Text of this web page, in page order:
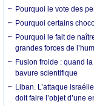
Pourquoi le vote des
Pourquoi certains
Pourquoi le fait de
grandes forces de
Fusion froide : quand
bavure scientifique
Liban. L’attaque
doit faire l’objet d’une